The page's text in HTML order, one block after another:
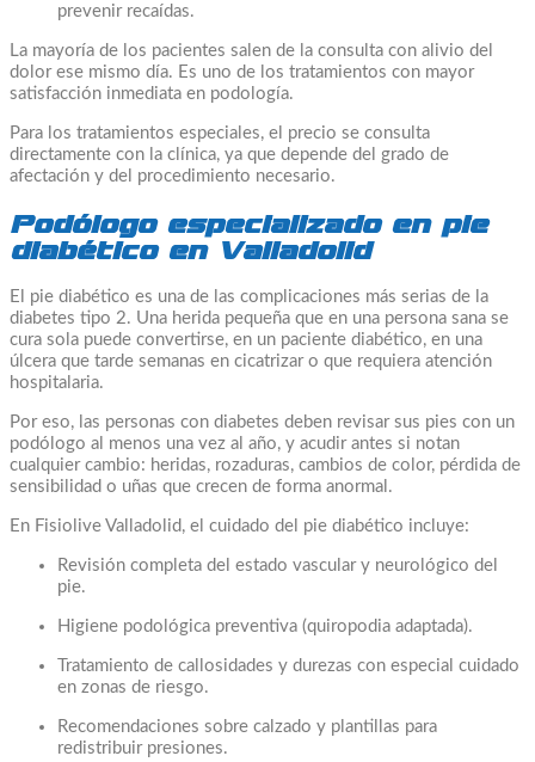
prevenir recaídas.
La mayoría de los pacientes salen de la consulta con alivio del
dolor ese mismo día. Es uno de los tratamientos con mayor
satisfacción inmediata en podología.
Para los tratamientos especiales, el precio se consulta
directamente con la clínica, ya que depende del grado de
afectación y del procedimiento necesario.
Podólogo especializado en pie
diabético en Valladolid
El pie diabético es una de las complicaciones más serias de la
diabetes tipo 2. Una herida pequeña que en una persona sana se
cura sola puede convertirse, en un paciente diabético, en una
úlcera que tarde semanas en cicatrizar o que requiera atención
hospitalaria.
Por eso, las personas con diabetes deben revisar sus pies con un
podólogo al menos una vez al año, y acudir antes si notan
cualquier cambio: heridas, rozaduras, cambios de color, pérdida de
sensibilidad o uñas que crecen de forma anormal.
En Fisiolive Valladolid, el cuidado del pie diabético incluye:
Revisión completa del estado vascular y neurológico del
pie.
Higiene podológica preventiva (quiropodia adaptada).
Tratamiento de callosidades y durezas con especial cuidado
en zonas de riesgo.
Recomendaciones sobre calzado y plantillas para
redistribuir presiones.